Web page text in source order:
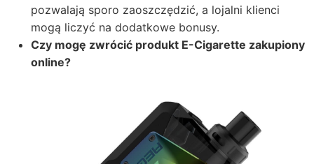
pozwalają sporo zaoszczędzić, a lojalni klienci
mogą liczyć na dodatkowe bonusy.
Czy mogę zwrócić produkt E-Cigarette zakupiony
online?